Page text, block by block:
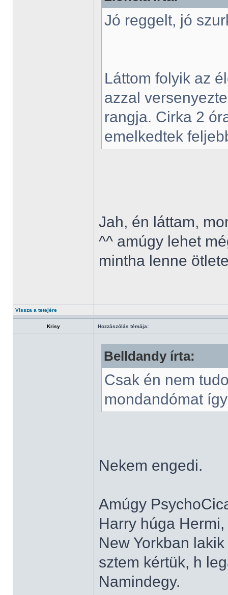
Jó reggelt, jó
Láttom folyik az
azzal
rangja. Cirka 2
emelkedtek
Jah, én láttam,
^^ amúgy lehet
mintha lenne
Vissza a tetejére
Krisy Hozzászólás témája:
Belldandy írta:
Csak én nem
mondandómat
Nekem engedi.
Amúgy
Harry húga
New Yorkban
sztem kértük, h
Namindegy.